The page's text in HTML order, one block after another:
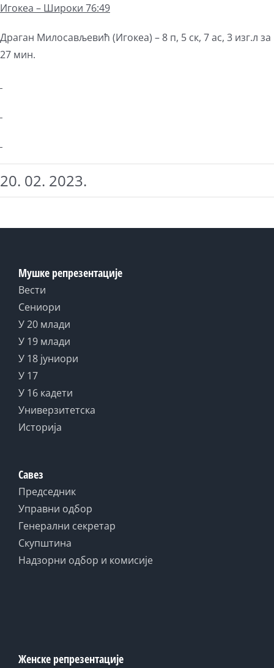
Игокеа – Широки 76:49
Драган Милосављевић (Игокеа) – 8 п, 5 ск, 7 ас, 3 изг.л за
27 мин.
20. 02. 2023.
Мушке репрезентације
Вести
Сениори
У 20 млади
У 19 млади
У 18 јуниори
У 17
У 16 кадети
Универзитетска
Историја
Савез
Председник
Управни одбор
Генерални секретар
Скупштина
Надзорни одбор и комисије
Женске репрезентације